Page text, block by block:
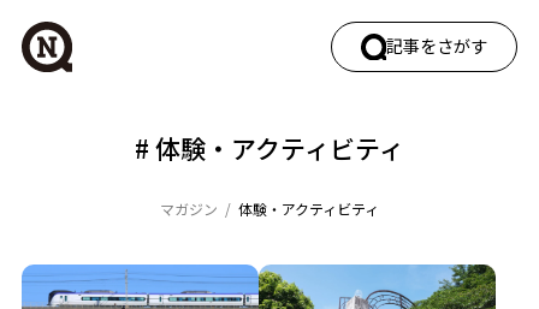
記事をさがす
# 体験・アクティビティ
マガジン 体験・アクティビティ
カテゴリでさがす